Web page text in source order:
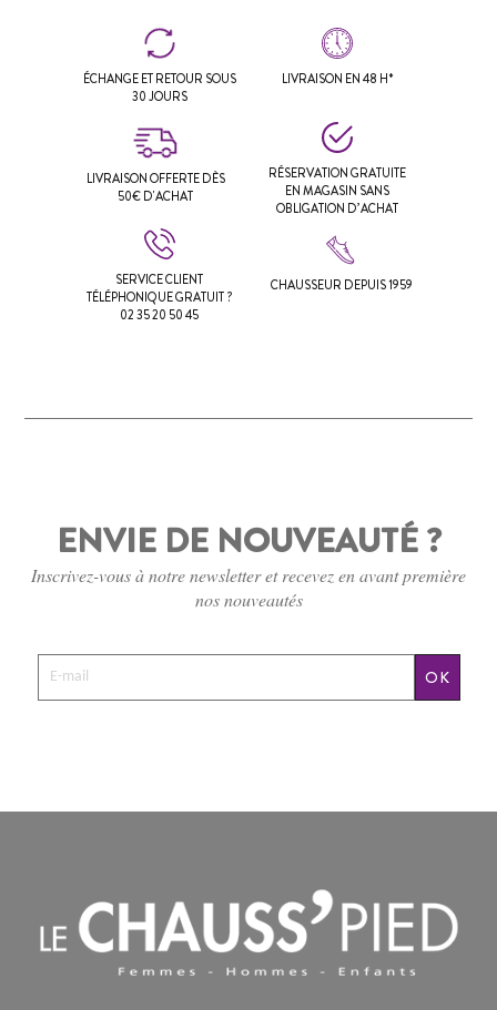
ÉCHANGE ET RETOUR SOUS
30 JOURS
LIVRAISON EN 48 H*
LIVRAISON OFFERTE DÈS
50€ D'ACHAT
RÉSERVATION GRATUITE
EN MAGASIN SANS
OBLIGATION D’ACHAT
SERVICE CLIENT
TÉLÉPHONIQUE GRATUIT ?
02 35 20 50 45
CHAUSSEUR DEPUIS 1959
ENVIE DE NOUVEAUTÉ ?
Inscrivez-vous à notre newsletter et recevez en avant première
nos nouveautés
OK